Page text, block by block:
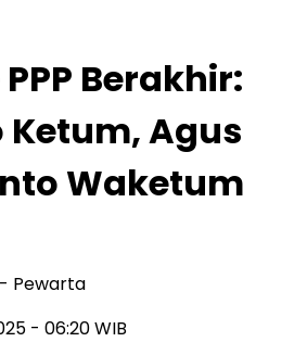
Berakhir:
Agus
Waketum
- Pewarta
- 06:20 WIB